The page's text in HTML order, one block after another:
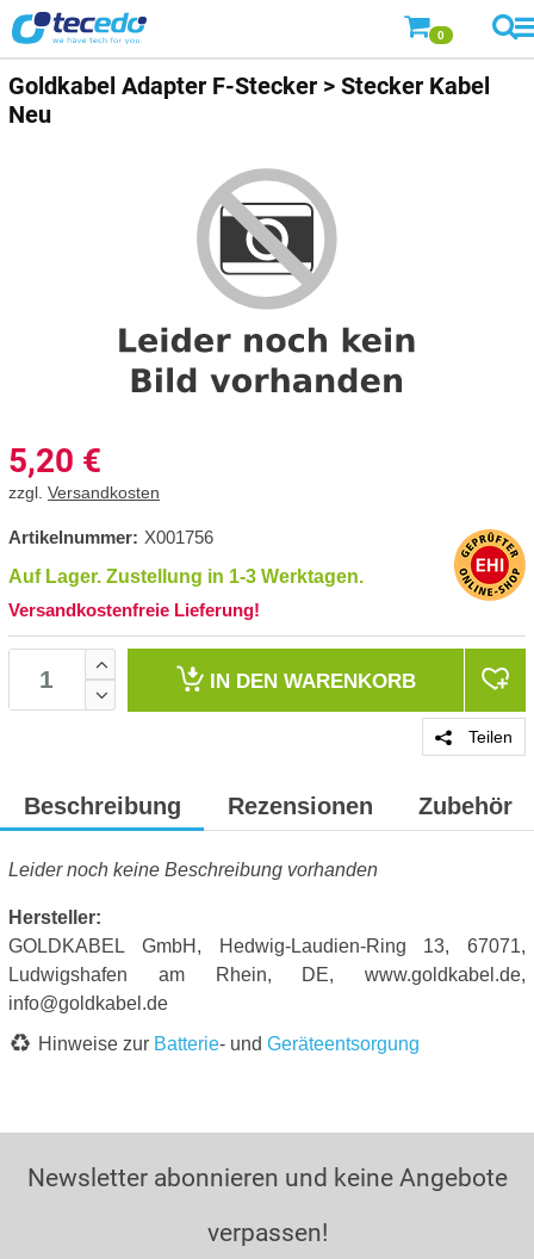
0
Goldkabel Adapter F-Stecker > Stecker Kabel
Neu
5,20 €
zzgl. Versandkosten
Artikelnummer: X001756
Auf Lager. Zustellung in 1-3 Werktagen.
Versandkostenfreie Lieferung!
IN DEN WARENKORB
Teilen
Beschreibung Rezensionen Zubehör
Leider noch keine Beschreibung vorhanden
Hersteller:
GOLDKABEL GmbH, Hedwig-Laudien-Ring 13, 67071,
Ludwigshafen am Rhein, DE, www.goldkabel.de,
info@goldkabel.de
Hinweise zur Batterie- und Geräteentsorgung
Newsletter abonnieren und keine Angebote
verpassen!